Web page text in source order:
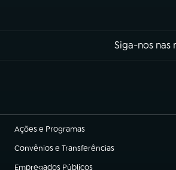
Siga-nos nas
Ações e Programas
(abre em nova aba)
Convênios e Transferências
(abre em nova aba)
Empregados Públicos